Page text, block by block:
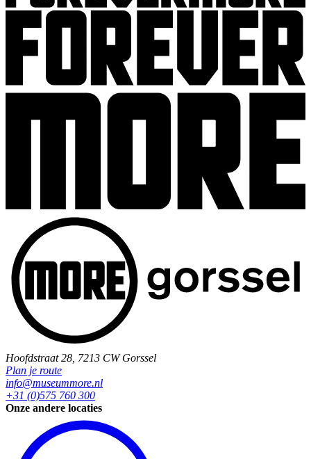
Hoofdstraat 28, 7213 CW Gorssel
Plan je route
info@museummore.nl
+31 (0)575 760 300
Onze andere locaties